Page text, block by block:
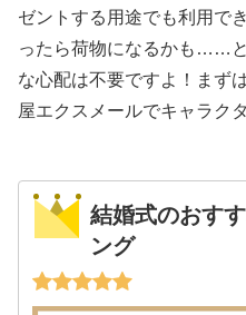
ゼントする用途でも利用で
ったら荷物になるかも……
な心配は不要ですよ！まず
屋エクスメールでキャラク
結婚式のおす
ング